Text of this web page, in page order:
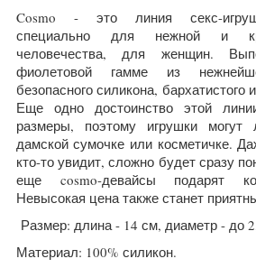
Cosmo - это линия секс-
специально для нежной и
человечества, для женщин.
фиолетовой гамме из
безопасного силикона, бархатистого
Еще одно достоинство этой
размеры, поэтому игрушки могут
дамской сумочке или косметичке.
кто-то увидит, сложно будет сразу
еще cosmo-девайсы подарят
Невысокая цена также станет
Размер: длина - 14 см, диаметр - до
Материал: 100% силикон.